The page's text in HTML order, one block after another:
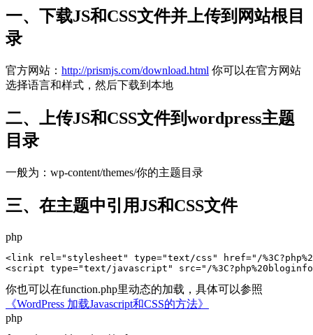
一、下载JS和CSS文件并上传到网站根目
录
官方网站： http://prismjs.com/download.html 你可以在官方网站
选择语言和样式，然后下载到本地
二、上传JS和CSS文件到wordpress主题
目录
一般为：wp-content/themes/你的主题目录
三、在主题中引用JS和CSS文件
php
<link rel="stylesheet" type="text/css" href="/
<script type="text/javascript" src="/
你也可以在function.php里动态的加载，具体可以参照
《WordPress 加载Javascript和CSS的方法》
php